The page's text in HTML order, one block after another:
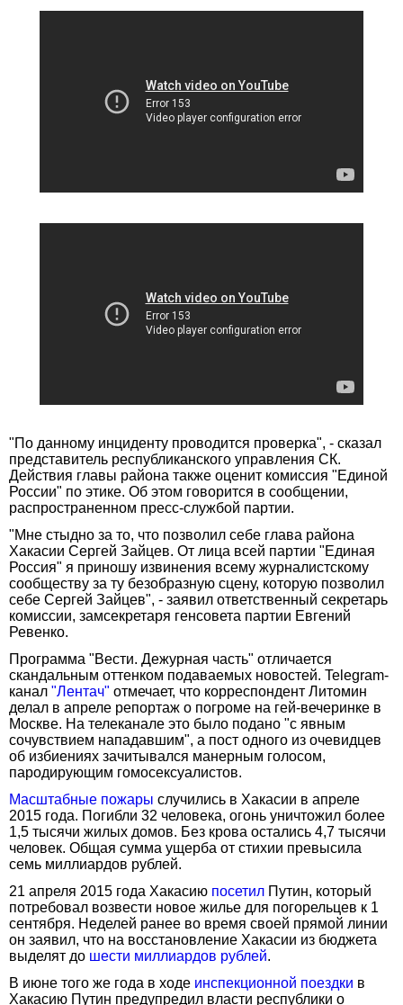
"По данному инциденту проводится проверка", - сказал
представитель республиканского управления СК.
Действия главы района также оценит комиссия "Единой
России" по этике. Об этом говорится в сообщении,
распространенном пресс-службой партии.
"Мне стыдно за то, что позволил себе глава района
Хакасии Сергей Зайцев. От лица всей партии "Единая
Россия" я приношу извинения всему журналистскому
сообществу за ту безобразную сцену, которую позволил
себе Сергей Зайцев", - заявил ответственный секретарь
комиссии, замсекретаря генсовета партии Евгений
Ревенко.
Программа "Вести. Дежурная часть" отличается
скандальным оттенком подаваемых новостей. Telegram-
канал "Лентач" отмечает, что корреспондент Литомин
делал в апреле репортаж о погроме на гей-вечеринке в
Москве. На телеканале это было подано "с явным
сочувствием нападавшим", а пост одного из очевидцев
об избиениях зачитывался манерным голосом,
пародирующим гомосексуалистов.
Масштабные пожары случились в Хакасии в апреле
2015 года. Погибли 32 человека, огонь уничтожил более
1,5 тысячи жилых домов. Без крова остались 4,7 тысячи
человек. Общая сумма ущерба от стихии превысила
семь миллиардов рублей.
21 апреля 2015 года Хакасию посетил Путин, который
потребовал возвести новое жилье для погорельцев к 1
сентября. Неделей ранее во время своей прямой линии
он заявил, что на восстановление Хакасии из бюджета
выделят до шести миллиардов рублей.
В июне того же года в ходе инспекционной поездки в
Хакасию Путин предупредил власти республики о